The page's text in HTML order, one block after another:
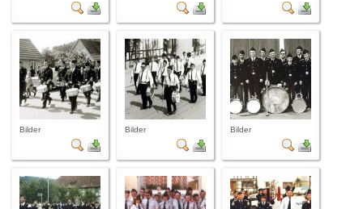
Bilder Bilder Bilder